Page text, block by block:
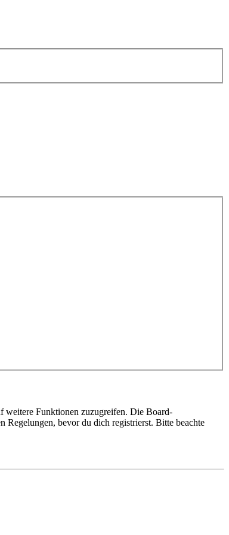
weitere Funktionen zuzugreifen. Die Board-
Regelungen, bevor du dich registrierst. Bitte beachte